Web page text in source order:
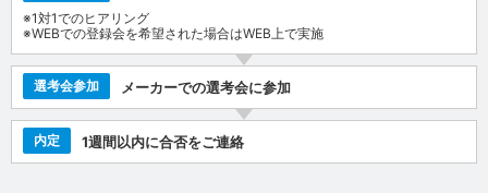
※1対1でのヒアリング
※WEBでの登録会を希望された場合はWEB上で実施
選考会参加 メーカーでの選考会に参加
内定 1週間以内に合否をご連絡